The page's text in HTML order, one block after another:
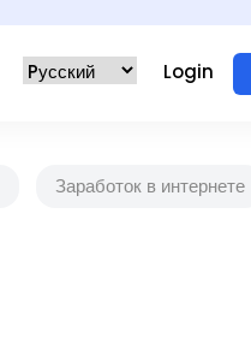
Login
Заработок в интернете